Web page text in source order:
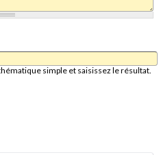
simple et saisissez le résultat.